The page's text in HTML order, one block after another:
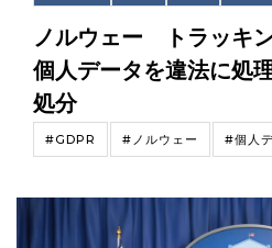
ノルウェー トラッキ
個人データを違法に処
処分
#GDPR #ノルウェー #個人